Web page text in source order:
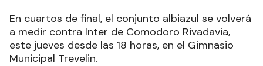
En cuartos de final, el conjunto albiazul se volverá
a medir contra Inter de Comodoro Rivadavia,
este jueves desde las 18 horas, en el Gimnasio
Municipal Trevelin.